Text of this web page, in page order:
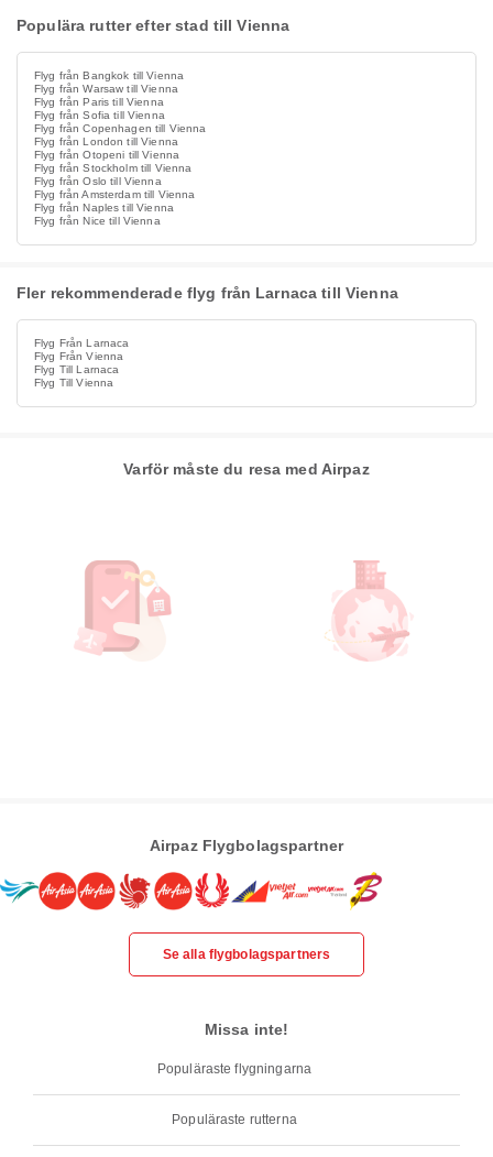
Populära rutter efter stad till Vienna
Flyg från Bangkok till Vienna
Flyg från Warsaw till Vienna
Flyg från Paris till Vienna
Flyg från Sofia till Vienna
Flyg från Copenhagen till Vienna
Flyg från London till Vienna
Flyg från Otopeni till Vienna
Flyg från Stockholm till Vienna
Flyg från Oslo till Vienna
Flyg från Amsterdam till Vienna
Flyg från Naples till Vienna
Flyg från Nice till Vienna
Fler rekommenderade flyg från Larnaca till Vienna
Flyg Från Larnaca
Flyg Från Vienna
Flyg Till Larnaca
Flyg Till Vienna
Varför måste du resa med Airpaz
Airpaz Flygbolagspartner
Se alla flygbolagspartners
Missa inte!
Populäraste flygningarna
Populäraste rutterna